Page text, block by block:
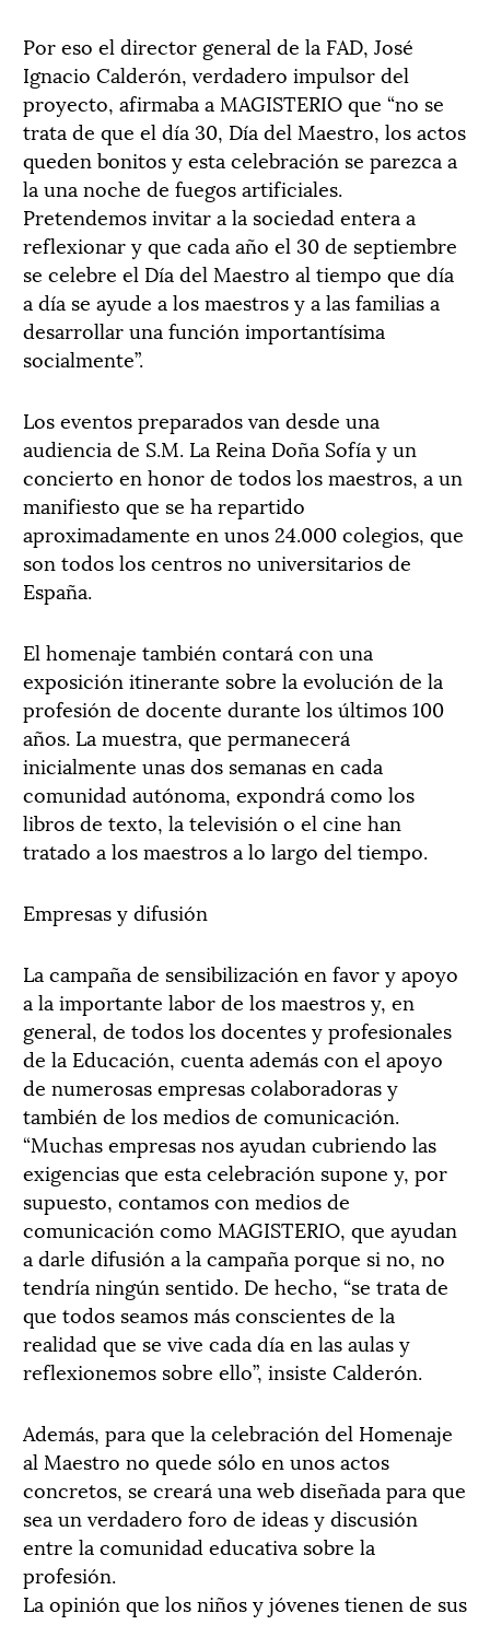
Por eso el director general de la FAD, José
Ignacio Calderón, verdadero impulsor del
proyecto, afirmaba a MAGISTERIO que “no se
trata de que el día 30, Día del Maestro, los actos
queden bonitos y esta celebración se parezca a
la una noche de fuegos artificiales.
Pretendemos invitar a la sociedad entera a
reflexionar y que cada año el 30 de septiembre
se celebre el Día del Maestro al tiempo que día
a día se ayude a los maestros y a las familias a
desarrollar una función importantísima
socialmente”.
Los eventos preparados van desde una
audiencia de S.M. La Reina Doña Sofía y un
concierto en honor de todos los maestros, a un
manifiesto que se ha repartido
aproximadamente en unos 24.000 colegios, que
son todos los centros no universitarios de
España.
El homenaje también contará con una
exposición itinerante sobre la evolución de la
profesión de docente durante los últimos 100
años. La muestra, que permanecerá
inicialmente unas dos semanas en cada
comunidad autónoma, expondrá como los
libros de texto, la televisión o el cine han
tratado a los maestros a lo largo del tiempo.
Empresas y difusión
La campaña de sensibilización en favor y apoyo
a la importante labor de los maestros y, en
general, de todos los docentes y profesionales
de la Educación, cuenta además con el apoyo
de numerosas empresas colaboradoras y
también de los medios de comunicación.
“Muchas empresas nos ayudan cubriendo las
exigencias que esta celebración supone y, por
supuesto, contamos con medios de
comunicación como MAGISTERIO, que ayudan
a darle difusión a la campaña porque si no, no
tendría ningún sentido. De hecho, “se trata de
que todos seamos más conscientes de la
realidad que se vive cada día en las aulas y
reflexionemos sobre ello”, insiste Calderón.
Además, para que la celebración del Homenaje
al Maestro no quede sólo en unos actos
concretos, se creará una web diseñada para que
sea un verdadero foro de ideas y discusión
entre la comunidad educativa sobre la
profesión.
La opinión que los niños y jóvenes tienen de sus